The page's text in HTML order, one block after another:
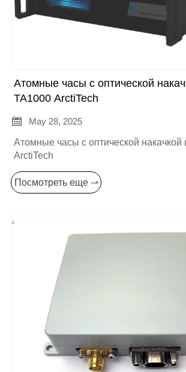
Атомные часы с оптической
TA1000 ArctiTech

May 28, 2025
Атомные часы с оптической накачкой
ArctiTech
Посмотреть еще ⇀